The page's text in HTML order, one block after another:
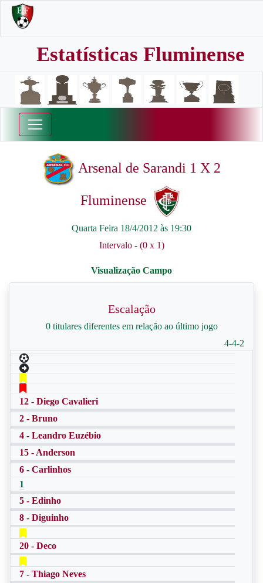
Estatísticas Fluminense
Arsenal de Sarandi 1 X 2
Fluminense
Quarta Feira 18/4/2012 às 19:30
Intervalo - (0 x 1)
Escalação
0 titulares diferentes em relação ao último jogo
4-4-2
12 - Diego Cavalieri
2 - Bruno
4 - Leandro Euzébio
15 - Anderson
6 - Carlinhos
1
5 - Edinho
8 - Diguinho
20 - Deco
7 - Thiago Neves